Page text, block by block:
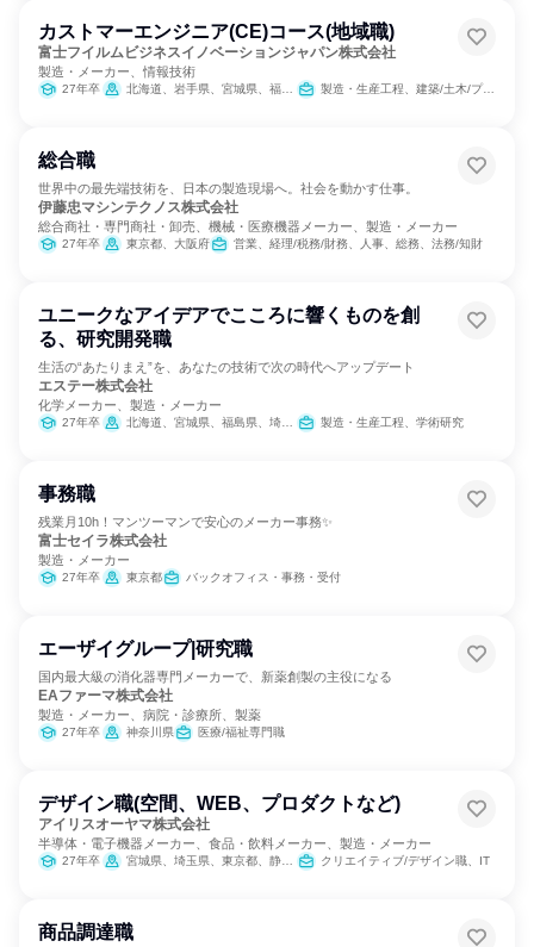
カストマーエンジニア(CE)コース(地域職)
富士フイルムビジネスイノベーションジャパン株式会社
製造・メーカー、情報技術
27年卒 北海道、岩手県、宮城県、福島県、群馬県、埼玉県、東京都、神奈川県、新潟県、富山県、石川県、長野県、岐阜県、静岡県、愛知県、三重県、京都府、大阪府、兵庫県、岡山県、山口県、徳島県、香川県、高知県、福岡県、長崎県 製造・生産工程、建築/土木/プラント専門職
総合職
世界中の最先端技術を、日本の製造現場へ。社会を動かす仕事。
伊藤忠マシンテクノス株式会社
総合商社・専門商社・卸売、機械・医療機器メーカー、製造・メーカー
27年卒 東京都、大阪府 営業、経理/税務/財務、人事、総務、法務/知財
ユニークなアイデアでこころに響くものを創
る、研究開発職
生活の“あたりまえ”を、あなたの技術で次の時代へアップデート
エステー株式会社
化学メーカー、製造・メーカー
27年卒 北海道、宮城県、福島県、埼玉県、東京都、愛知県、大阪府、岡山県、福岡県 製造・生産工程、学術研究
事務職
残業月10h！マンツーマンで安心のメーカー事務✨
富士セイラ株式会社
製造・メーカー
27年卒 東京都 バックオフィス・事務・受付
エーザイグループ|研究職
国内最大級の消化器専門メーカーで、新薬創製の主役になる
EAファーマ株式会社
製造・メーカー、病院・診療所、製薬
27年卒 神奈川県 医療/福祉専門職
デザイン職(空間、WEB、プロダクトなど)
アイリスオーヤマ株式会社
半導体・電子機器メーカー、食品・飲料メーカー、製造・メーカー
27年卒 宮城県、埼玉県、東京都、静岡県、滋賀県、大阪府、岡山県、佐賀県 クリエイティブ/デザイン職、IT
商品調達職